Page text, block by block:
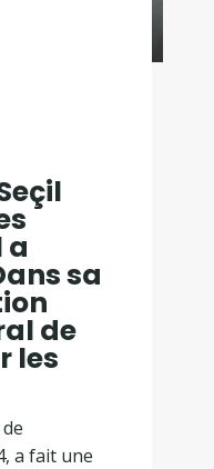
a
sa
de
les
a fait une